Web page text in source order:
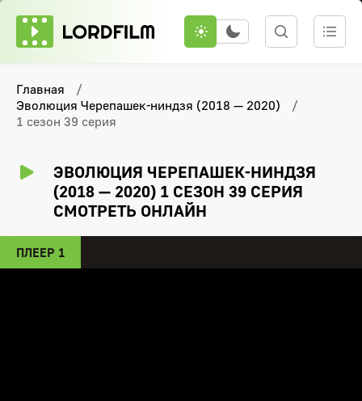
Главная
Эволюция Черепашек-ниндзя (2018 — 2020)
1 сезон 39 серия
ЭВОЛЮЦИЯ ЧЕРЕПАШЕК-НИНДЗЯ
(2018 — 2020) 1 СЕЗОН 39 СЕРИЯ
СМОТРЕТЬ ОНЛАЙН
ПЛЕЕР 1